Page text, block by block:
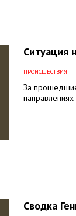
Ситуация
ПРОИСШЕСТВИЯ
За
Сводка